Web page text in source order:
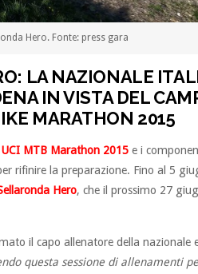
Hero. Fonte: press gara
LA NAZIONALE
IN VISTA DEL
MARATHON 2015
UCI MTB Marathon 2015 e i
rifinire la preparazione. Fino al 5
Hero, che il prossimo 27
il capo allenatore della nazionale
questa sessione di allenamenti